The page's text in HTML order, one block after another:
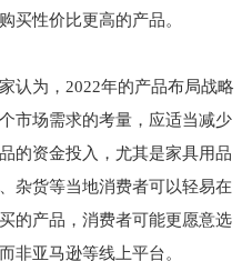
买性价比更高的产品。
认为，2022年的产品布局战略
市场需求的考量，应适当减少
的资金投入，尤其是家具用品
杂货等当地消费者可以轻易在
的产品，消费者可能更愿意选
非亚马逊等线上平台。